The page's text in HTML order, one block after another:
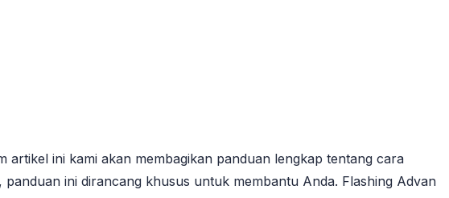
artikel ini kami akan membagikan panduan lengkap tentang cara
ini dirancang khusus untuk membantu Anda. Flashing Advan